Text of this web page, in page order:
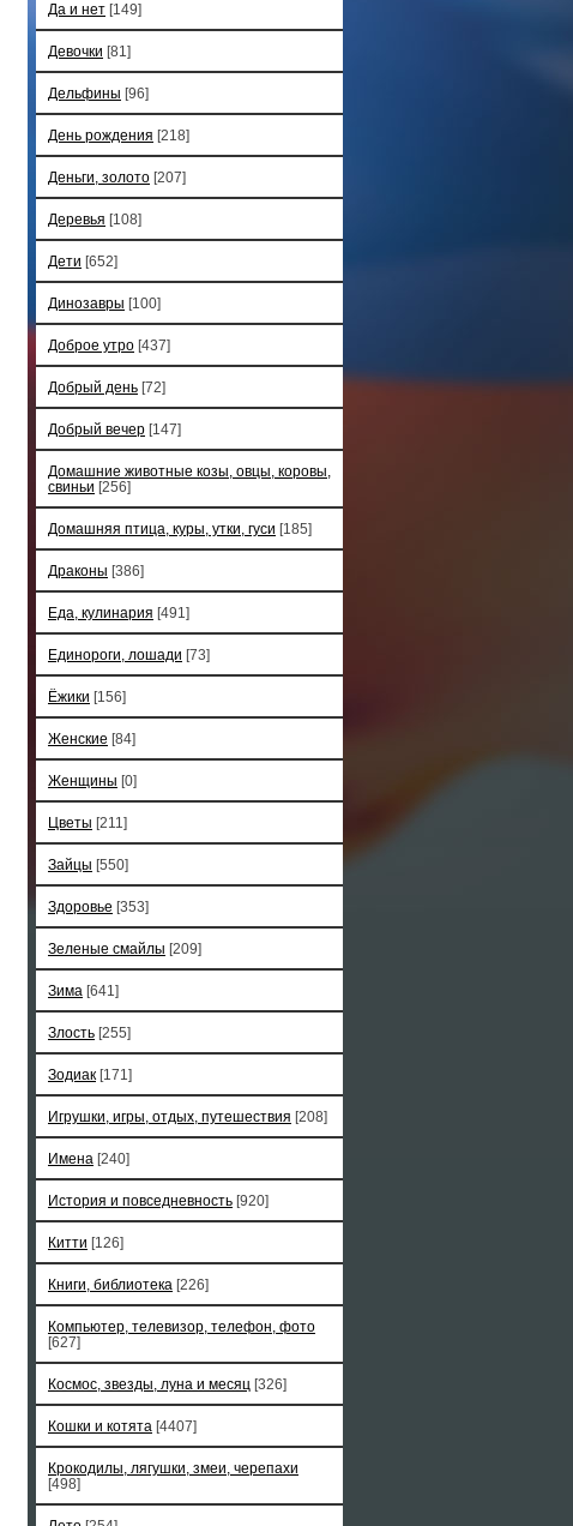
Да и нет [149]
Девочки [81]
Дельфины [96]
День рождения [218]
Деньги, золото [207]
Деревья [108]
Дети [652]
Динозавры [100]
Доброе утро [437]
Добрый день [72]
Добрый вечер [147]
Домашние животные козы, овцы, коровы,
свиньи [256]
Домашняя птица, куры, утки, гуси [185]
Драконы [386]
Еда, кулинария [491]
Единороги, лошади [73]
Ёжики [156]
Женские [84]
Женщины [0]
Цветы [211]
Зайцы [550]
Здоровье [353]
Зеленые смайлы [209]
Зима [641]
Злость [255]
Зодиак [171]
Игрушки, игры, отдых, путешествия [208]
Имена [240]
История и повседневность [920]
Китти [126]
Книги, библиотека [226]
Компьютер, телевизор, телефон, фото
[627]
Космос, звезды, луна и месяц [326]
Кошки и котята [4407]
Крокодилы, лягушки, змеи, черепахи
[498]